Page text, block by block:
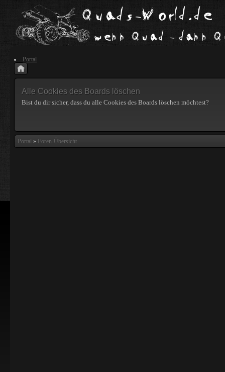
Portal
Alle Cookies des Boards löschen
Bist du dir sicher, dass du alle Cookies des Boards löschen möchtest?
Portal » Foren-Übersicht